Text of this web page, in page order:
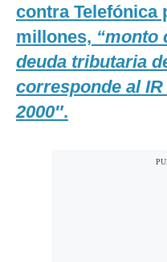
contra Telefónica
millones, “monto
deuda tributaria
corresponde al
2000″.